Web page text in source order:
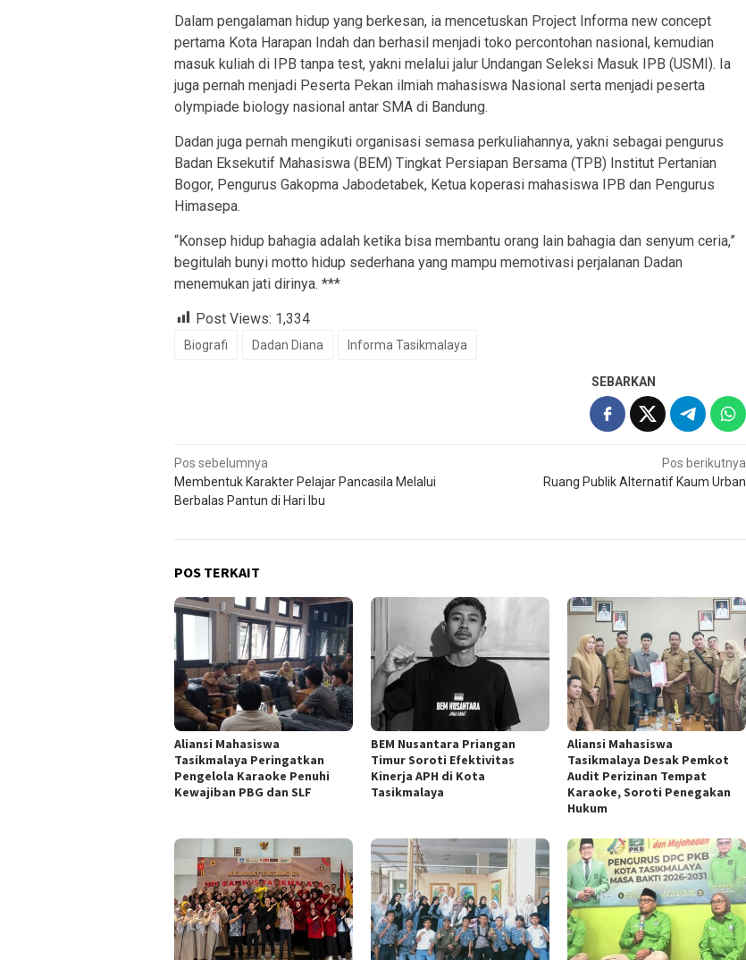
Dalam pengalaman hidup yang berkesan, ia mencetuskan Project Informa new concept
pertama Kota Harapan Indah dan berhasil menjadi toko percontohan nasional, kemudian
masuk kuliah di IPB tanpa test, yakni melalui jalur Undangan Seleksi Masuk IPB (USMI). Ia
juga pernah menjadi Peserta Pekan ilmiah mahasiswa Nasional serta menjadi peserta
olympiade biology nasional antar SMA di Bandung.
Dadan juga pernah mengikuti organisasi semasa perkuliahannya, yakni sebagai pengurus
Badan Eksekutif Mahasiswa (BEM) Tingkat Persiapan Bersama (TPB) Institut Pertanian
Bogor, Pengurus Gakopma Jabodetabek, Ketua koperasi mahasiswa IPB dan Pengurus
Himasepa.
“Konsep hidup bahagia adalah ketika bisa membantu orang lain bahagia dan senyum ceria,”
begitulah bunyi motto hidup sederhana yang mampu memotivasi perjalanan Dadan
menemukan jati dirinya. ***
Post Views: 1,334
Biografi Dadan Diana Informa Tasikmalaya
SEBARKAN
Navigasi
pos
Pos sebelumnya
Membentuk Karakter Pelajar Pancasila Melalui
Berbalas Pantun di Hari Ibu
Pos berikutnya
Ruang Publik Alternatif Kaum Urban
POS TERKAIT
Aliansi Mahasiswa
Tasikmalaya Peringatkan
Pengelola Karaoke Penuhi
Kewajiban PBG dan SLF
BEM Nusantara Priangan
Timur Soroti Efektivitas
Kinerja APH di Kota
Tasikmalaya
Aliansi Mahasiswa
Tasikmalaya Desak Pemkot
Audit Perizinan Tempat
Karaoke, Soroti Penegakan
Hukum